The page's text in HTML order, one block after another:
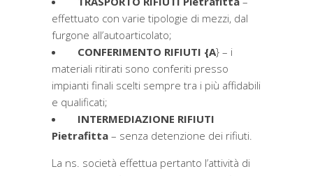
effettuato con varie tipologie di mezzi, dal
furgone all’autoarticolato;
CONFERIMENTO RIFIUTI {A} – i
materiali ritirati sono conferiti presso
impianti finali scelti sempre tra i più affidabili
e qualificati;
INTERMEDIAZIONE RIFIUTI
Pietrafitta – senza detenzione dei rifiuti.
La ns. società effettua pertanto l’attività di